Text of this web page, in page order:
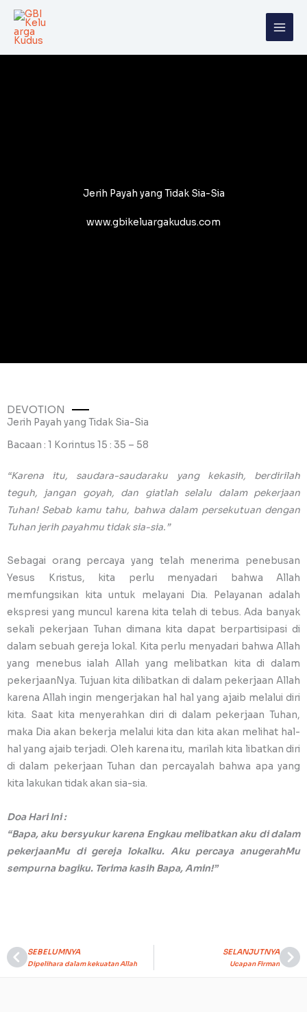
Skip
content
Jerih Payah yang Tidak Sia-Sia
www.gbikeluargakudus.com
DEVOTION
Jerih Payah yang Tidak Sia-Sia
Bacaan : 1 Korintus 15 : 35 – 58
“Karena itu, saudara-saudaraku yang kekasih, berdirilah
teguh, jangan goyah, dan giatlah selalu dalam pekerjaan
Tuhan! Sebab kamu tahu, bahwa dalam persekutuan dengan
Tuhan jerih payahmu tidak sia-sia.”
Sebagai orang percaya yang telah menerima penebusan
Yesus Kristus, kita perlu menyadari bahwa Allah
memfungsikan kita untuk melayani Dia. Pelayanan adalah
ekspresi yang muncul karena kita telah di tebus. Ada banyak
sekali pekerjaan Tuhan dimana kita dapat berpartisipasi di
dalam sebuah gereja lokal. Kita perlu menyadari bahwa Allah
yang menebus ialah Allah yang melibatkan kita di dalam
pekerjaanNya. Tujuan kita dilibatkan di dalam pekerjaan Allah
karena Allah ingin mengerjakan hal hal yang ajaib melalui diri
kita. Saat kita menyerahkan diri di dalam pekerjaan Tuhan,
maka Dia akan bekerja melalui kita dan kita akan melihat hal-
hal yang ajaib terjadi. Oleh karena itu, marilah kita libatkan diri
di dalam pekerjaan Tuhan dan percayalah bahwa apa yang
kita lakukan tidak akan sia-sia.
Doa Hari Ini :
“Bapa, aku bersyukur karena Engkau melibatkan aku di dalam
pekerjaanMu di gereja lokalku. Aku percaya anugerahMu
sempurna bagiku. Terima kasih Bapa, Amin!”
Prev
SEBELUMNYA
Dipelihara dalam kekuatan Allah
SELANJUTNYA
Ucapan Firman